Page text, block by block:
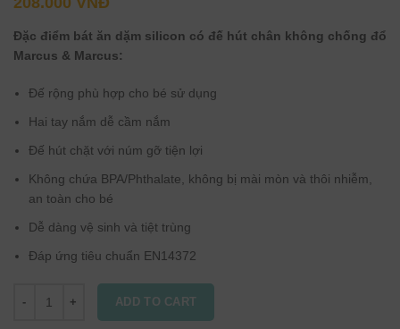
Đặc điểm bát ăn dặm silicon có đế hút chân không chống đổ
Marcus & Marcus:
Đế rộng phù hợp cho bé sử dụng
Hai tay nắm dễ cầm nắm
Đế hút chặt với núm gỡ tiện lợi
Không chứa BPA/Phthalate, không bị mài mòn và thôi nhiễm,
an toàn cho bé
Dễ dàng vệ sinh và tiệt trùng
Đáp ứng tiêu chuẩn EN14372
ADD TO CART